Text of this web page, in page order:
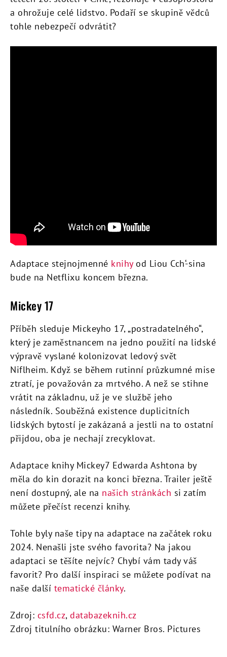
a ohrožuje celé lidstvo. Podaří se skupině vědců
tohle nebezpečí odvrátit?
Adaptace stejnojmenné knihyod Liou Cch‘-sina
bude na Netflixu koncem března.
Mickey 17
Příběh sleduje Mickeyho 17, „postradatelného“,
který je zaměstnancem na jedno použití na lidské
výpravě vyslané kolonizovat ledový svět
Niflheim. Když se během rutinní průzkumné mise
ztratí, je považován za mrtvého. A než se stihne
vrátit na základnu, už je ve službě jeho
následník. Souběžná existence duplicitních
lidských bytostí je zakázaná a jestli na to ostatní
přijdou, oba je nechají zrecyklovat.
Adaptace knihy Mickey7 Edwarda Ashtona by
měla do kin dorazit na konci března. Trailer ještě
není dostupný, ale na našich stránkách si zatím
můžete přečíst recenzi knihy.
Tohle byly naše tipy na adaptace na začátek roku
2024. Nenašli jste svého favorita? Na jakou
adaptaci se těšíte nejvíc? Chybí vám tady váš
favorit? Pro další inspiraci se můžete podívat na
naše další tematické články.
Zdroj: csfd.cz, databazeknih.cz
Zdroj titulního obrázku: Warner Bros. Pictures